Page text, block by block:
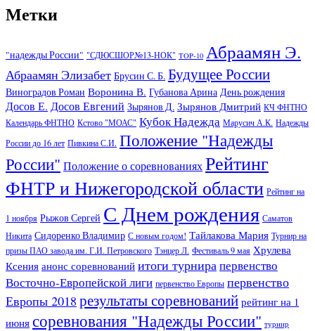
Метки
"надежды России" "СДЮСШОР№13-НОК" TOP-10 Абраамян Э.
Абраамян Элизабет Брусин С. Б. Будущее России
Виноградов Роман Воронина В. Губанова Арина День рождения
Досов Е. Досов Евгений Зырянов Д. Зырянов Дмитрий КЧ ФНТНО
Календарь ФНТНО Кстово "МОАС" Кубок Надежда Марусич А.К. Надежды
России до 16 лет Пивкина С.И. Положение "Надежды
России" Положение о соревнованияхРейтинг
ФНТР и Нижегородской области Рейтинг на
1 ноября Рыжов Сергей С Днем рождения Саматов
Никита Сидоренко Владимир С новым годом! Тайлакова Мария Турнир на
призы ПАО завода им. Г.И. Петровского Тэнцер Л. Фестиваль 9 мая Хрулева
Ксения анонс соревнований итоги турнирапервенство
Восточно-Европейской лиги первенство Европы первенство
Европы 2018 результаты соревнований рейтинг на 1
июня соревнования "Надежды России" турнир